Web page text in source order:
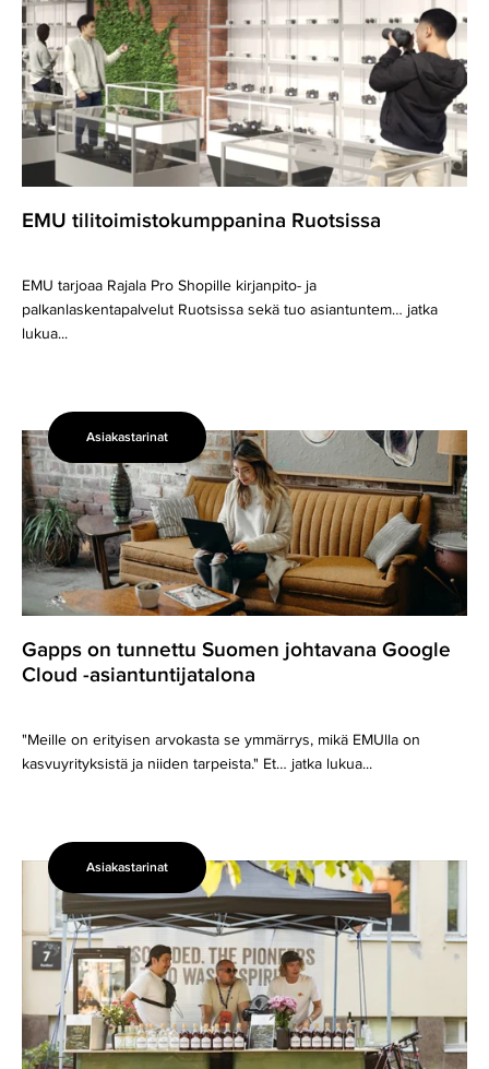
EMU tilitoimisto­kumppanina Ruotsissa
EMU tarjoaa Rajala Pro Shopille kirjanpito- ja
palkanlaskentapalvelut Ruotsissa sekä tuo asiantuntem… jatka
lukua...
Gapps
on
tunnettu
Suomen
johtavana
Google
Cloud
asiantuntijatalona
Asiakastarinat
Gapps on tunnettu Suomen johtavana Google
Cloud -asiantuntijatalona
"Meille on erityisen arvokasta se ymmärrys, mikä EMUlla on
kasvuyrityksistä ja niiden tarpeista." Et… jatka lukua...
The
Helsinki,
Karl
Michael
Sons,
Aika
Asiakastarinat